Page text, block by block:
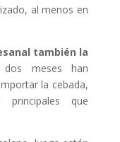
al menos en
también la
meses han
la cebada,
que